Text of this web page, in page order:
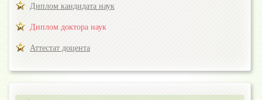
Диплом кандидата наук
Диплом доктора наук
Аттестат доцента